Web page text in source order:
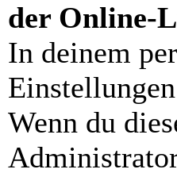
der Online-
In deinem
Wenn du